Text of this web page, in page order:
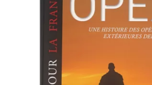
AJOUTER AU PANIER
DÉTAILS